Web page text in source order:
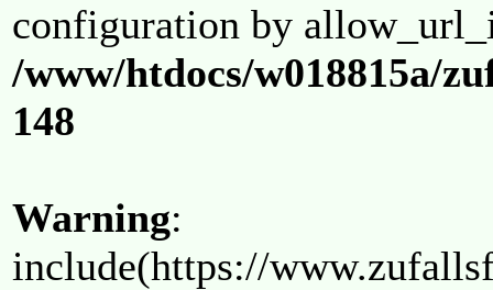
configuration by
/www/htdocs/w018815a/
148
Warning:
include(https://